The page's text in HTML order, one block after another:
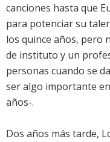
canciones hasta que
para potenciar su
los quince años, pero
de instituto y un
personas cuando se
ser algo importante
años-.
Dos años más tarde,